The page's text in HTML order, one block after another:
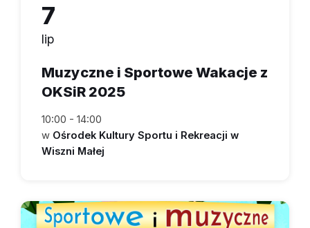
7
lip
Muzyczne i Sportowe Wakacje z
OKSiR 2025
10:00 - 14:00
w Ośrodek Kultury Sportu i Rekreacji w
Wiszni Małej